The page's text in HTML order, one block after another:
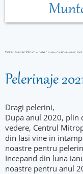
Pelerinaje
Dragi pelerini,
Dupa anul 2020, plin
vedere, Centrul
din Iasi vine in
noastre pentru
Incepand din luna
noastre pentru anul